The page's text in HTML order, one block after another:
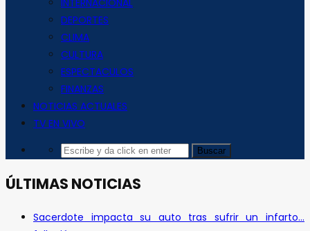
INTERNACIONAL
DEPORTES
CLIMA
CULTURA
ESPECTACULOS
FINANZAS
NOTICIAS ACTUALES
TV EN VIVO
ÚLTIMAS NOTICIAS
Sacerdote impacta su auto tras sufrir un infarto…